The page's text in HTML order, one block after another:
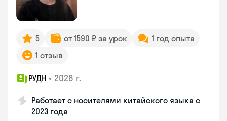
5 от 1590 ₽ за урок
1 год опыта
1 отзыв
РУДН • 2028 г.
Работает с носителями китайского языка с
2023 года